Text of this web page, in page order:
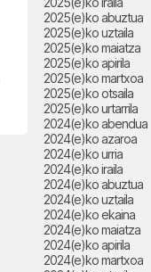
2025(e)ko abuztua
2025(e)ko uztaila
2025(e)ko maiatza
2025(e)ko apirila
2025(e)ko martxoa
2025(e)ko otsaila
2025(e)ko urtarrila
2024(e)ko abendua
2024(e)ko azaroa
2024(e)ko urria
2024(e)ko iraila
2024(e)ko abuztua
2024(e)ko uztaila
2024(e)ko ekaina
2024(e)ko maiatza
2024(e)ko apirila
2024(e)ko martxoa